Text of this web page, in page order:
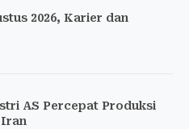
2026, Karier dan
AS Percepat Produksi
Iran